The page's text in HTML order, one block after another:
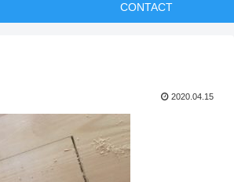
CONTACT
2020.04.15